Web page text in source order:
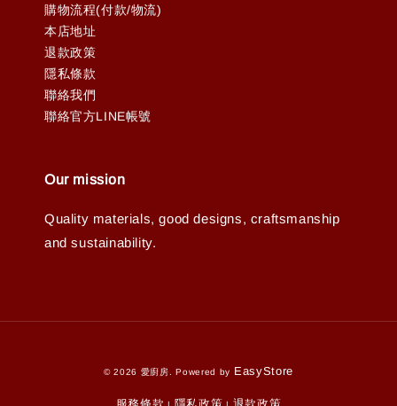
購物流程(付款/物流)
本店地址
退款政策
隱私條款
聯絡我們
聯絡官方LINE帳號
Our mission
Quality materials, good designs, craftsmanship
and sustainability.
© 2026 愛廚房. Powered by EasyStore